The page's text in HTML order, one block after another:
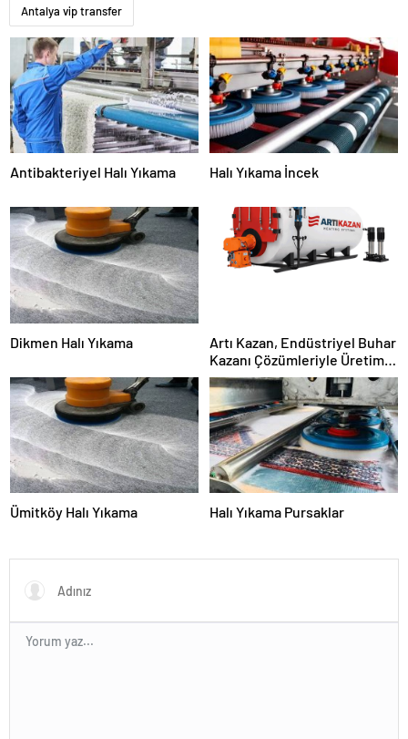
Antalya vip transfer
Antibakteriyel Halı Yıkama Halı Yıkama İncek
Dikmen Halı Yıkama
Artı Kazan, Endüstriyel Buhar
Kazanı Çözümleriyle Üretim
Tesislerine Verimli Sistemler
Sunuyor
Ümitköy Halı Yıkama Halı Yıkama Pursaklar